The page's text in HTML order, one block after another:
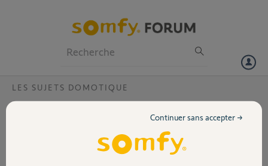
Volet
LES SUJETS DOMOTIQUE
Faut il un pont hue pour associer un
éclairage Philipps hue à la vos tahoma ?
Continuer sans accepter →